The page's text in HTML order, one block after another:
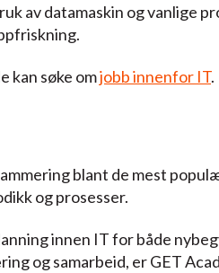
av datamaskin og vanlige
kan søke omjobb innenfor IT.
blant de mest
og prosesser.
innen IT for både
og samarbeid, er GET